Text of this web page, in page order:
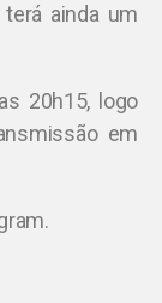
ainda um
20h15, logo
em